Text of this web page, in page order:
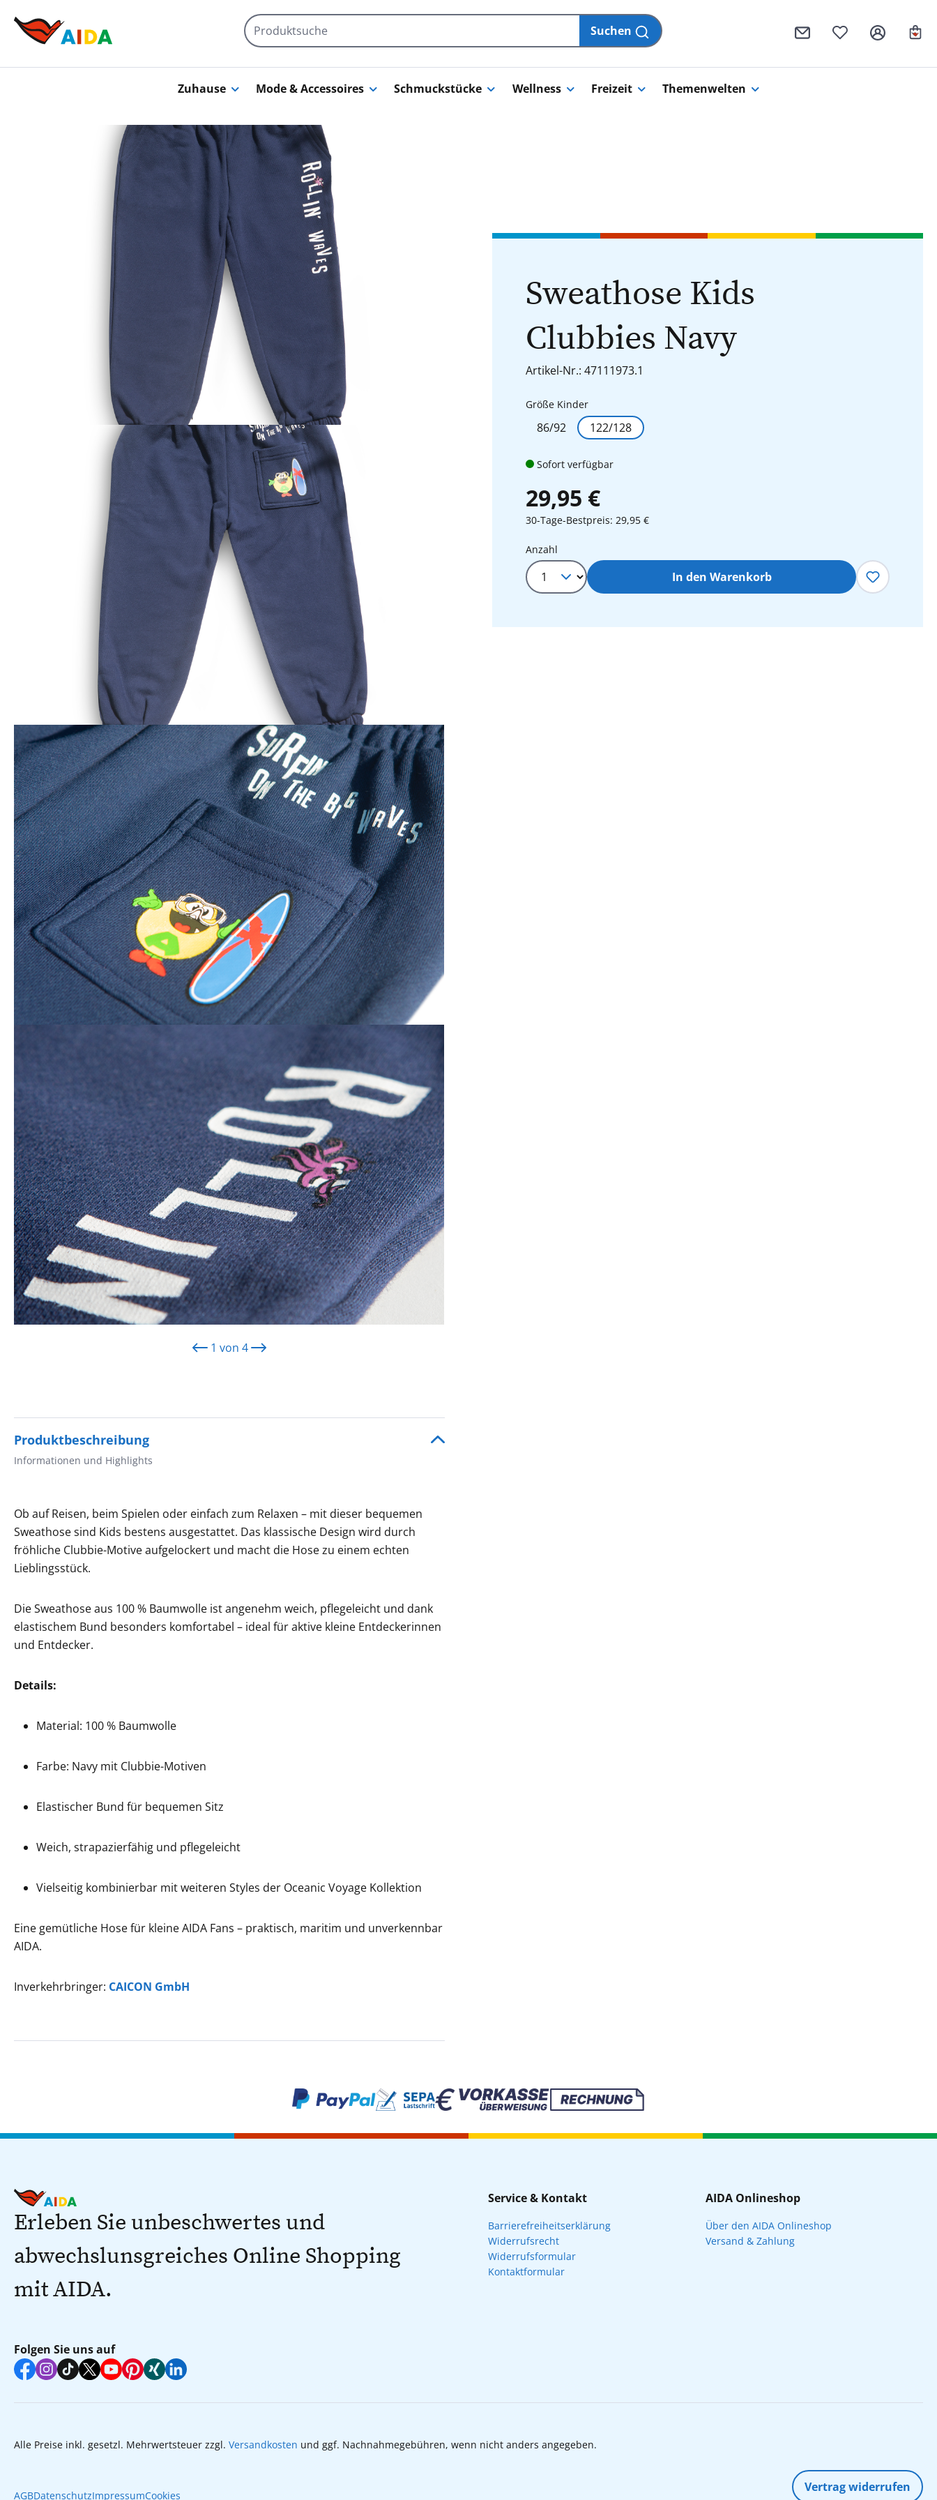
Suchen
Zuhause Mode & Accessoires Schmuckstücke Wellness Freizeit Themenwelten
Sweathose Kids
Clubbies Navy
Artikel-Nr.: 47111973.1
Größe Kinderauswählen
86/92 122/128
Sofort verfügbar
29,95 €
30-Tage-Bestpreis: 29,95 €
Produkt Anzahl: Gib den gewünschten Wert ein
Anzahl
In den Warenkorb
Bildergalerie überspringen
1 von 4
Produktbeschreibung
Informationen und Highlights
Ob auf Reisen, beim Spielen oder einfach zum Relaxen – mit dieser bequemen
Sweathose sind Kids bestens ausgestattet. Das klassische Design wird durch
fröhliche Clubbie-Motive aufgelockert und macht die Hose zu einem echten
Lieblingsstück.
Die Sweathose aus 100 % Baumwolle ist angenehm weich, pflegeleicht und dank
elastischem Bund besonders komfortabel – ideal für aktive kleine Entdeckerinnen
und Entdecker.
Details:
Material: 100 % Baumwolle
Farbe: Navy mit Clubbie-Motiven
Elastischer Bund für bequemen Sitz
Weich, strapazierfähig und pflegeleicht
Vielseitig kombinierbar mit weiteren Styles der Oceanic Voyage Kollektion
Eine gemütliche Hose für kleine AIDA Fans – praktisch, maritim und unverkennbar
AIDA.
Inverkehrbringer: CAICON GmbH
Erleben Sie unbeschwertes und
abwechslunsgreiches Online Shopping
mit AIDA.
Folgen Sie uns auf
Service & Kontakt
Barrierefreiheitserklärung
Widerrufsrecht
Widerrufsformular
Kontaktformular
AIDA Onlineshop
Über den AIDA Onlineshop
Versand & Zahlung
Alle Preise inkl. gesetzl. Mehrwertsteuer zzgl. Versandkosten und ggf. Nachnahmegebühren, wenn nicht anders angegeben.
AGBDatenschutzImpressumCookies
Vertrag widerrufen